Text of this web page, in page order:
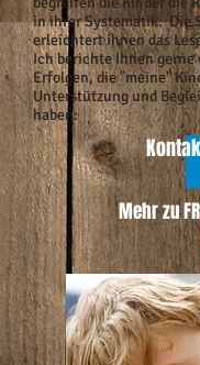
in ihrer Systematik. Die
erleichtert ihnen das
Ich berichte Ihnen gerne
Erfolgen, die "meine"
Unterstützung und
haben:
Mehr zu